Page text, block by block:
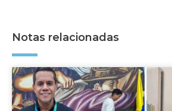
Notas relacionadas